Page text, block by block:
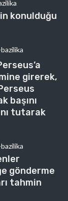
konulduğu
girerek,
başını
tutarak
gönderme
tahmin